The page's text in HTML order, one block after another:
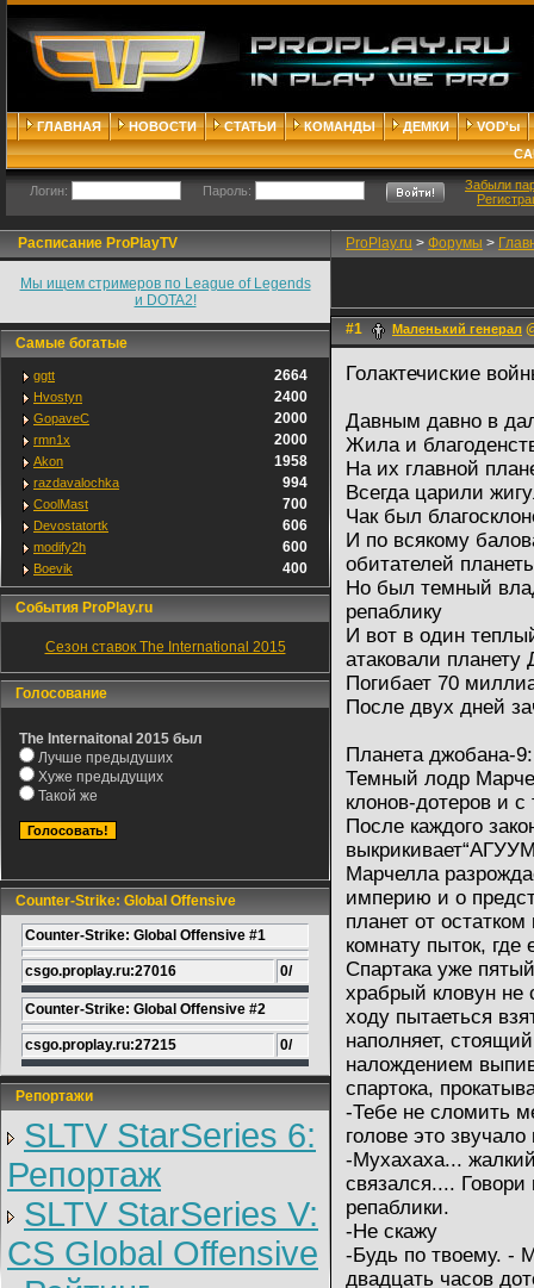
ГЛАВНАЯ НОВОСТИ СТАТЬИ КОМАНДЫ ДЕМКИ
VOD'ы
Логин: Пароль:
Забыли
Расписание ProPlayTV
Мы ищем стримеров по League of Legends
и DOTA2!
Самые богатые
ggtt 2664
Hvostyn 2400
GopaveC 2000
rmn1x 2000
Akon 1958
razdavalochka 994
CoolMast 700
Devostatortk 606
modify2h 600
Boevik 400
События ProPlay.ru
Сезон ставок The International 2015
Голосование
The Internaitonal 2015 был
Лучше предыдуших
Хуже предыдущих
Такой же
Counter-Strike: Global Offensive
Counter-Strike: Global Offensive #1
csgo.proplay.ru:27016 0/
Counter-Strike: Global Offensive #2
csgo.proplay.ru:27215 0/
Репортажи
SLTV StarSeries 6:
Репортаж
SLTV StarSeries V:
CS Global Offensive
ProPlay.ru > Форумы >
#1 Маленький генерал
Голактечиские
Давным давно в
Жила и
На их главной
Всегда царили
Чак был
И по всякому
обитателей
Но был темный
репаблику
И вот в один
атаковали планету
Погибает 70
После двух дней
Планета джобана-9:
Темный лодр
клонов-дотеров и
После каждого
Марчелла
империю и о
планет от
комнату пыток,
Спартака уже
храбрый кловун не
ходу пытаеться
наполняет,
налождением
спартока,
-Тебе не сломить
голове это звучало
-Мухахаха...
связался.... Говори
репаблики.
-Не скажу
-Будь по твоему. -
двадцать часов